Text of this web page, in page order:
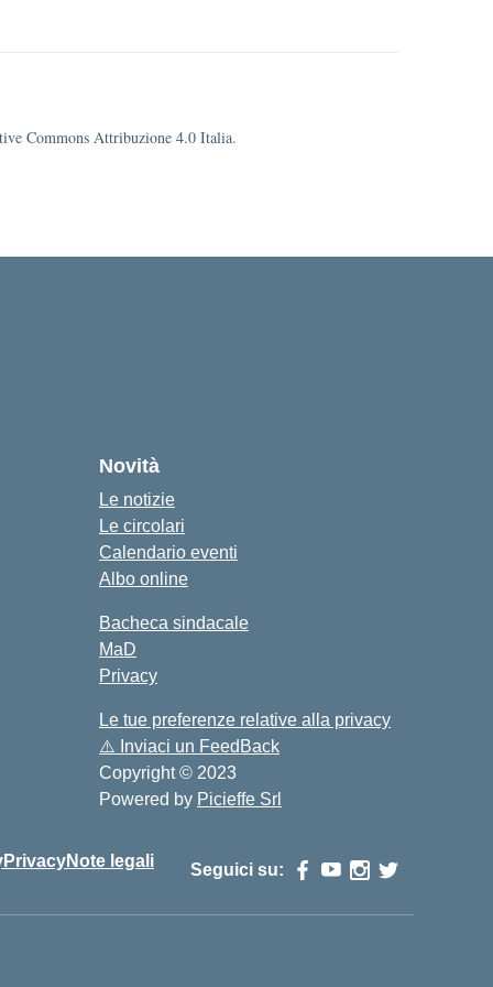
Commons Attribuzione 4.0 Italia.
Novità
Le notizie
Le circolari
Calendario eventi
Albo online
Bacheca sindacale
MaD
Privacy
Le tue preferenze relative alla privacy
⚠️ Inviaci un FeedBack
Copyright © 2023
Powered by Picieffe Srl
PrivacyNote legali Seguici su: